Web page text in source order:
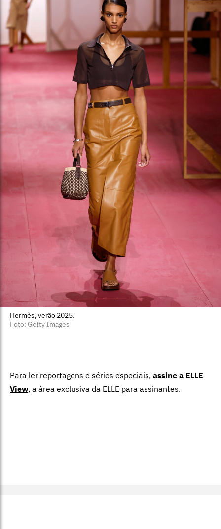
Hermès, verão 2025.
Foto: Getty Images
Para ler reportagens e séries especiais, assine a ELLE
View, a área exclusiva da ELLE para assinantes.